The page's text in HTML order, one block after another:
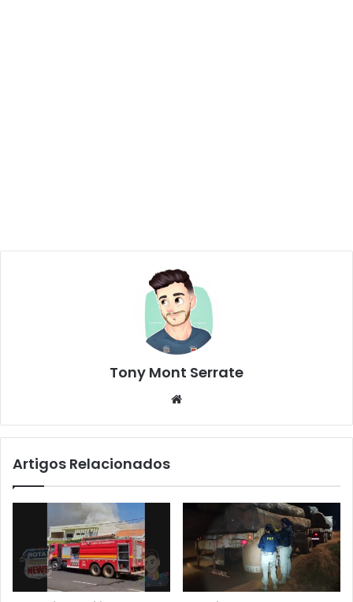
Tony Mont Serrate
te
Artigos Relacionados